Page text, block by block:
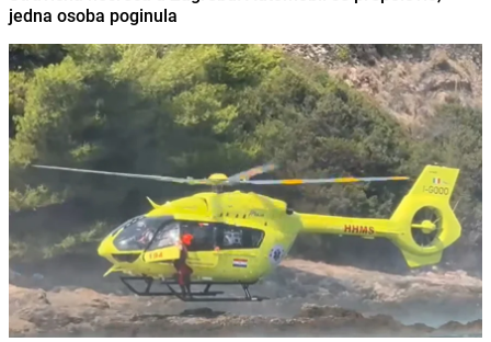
jedna osoba poginula